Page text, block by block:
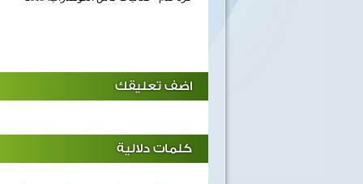
اضف تعليقك
كلمات دلالية